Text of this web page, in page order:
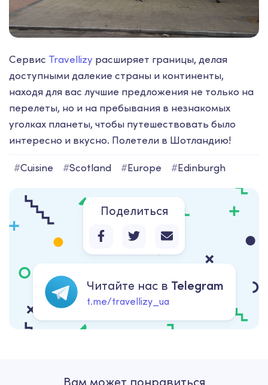
Сервис Travellizy расширяет границы, делая
доступными далекие страны и континенты,
находя для вас лучшие предложения не только на
перелеты, но и на пребывания в незнакомых
уголках планеты, чтобы путешествовать было
интересно и вкусно. Полетели в Шотландию!
#Cuisine #Scotland #Europe #Edinburgh
Поделиться
Читайте нас в Telegram
t.me/travellizy_ua